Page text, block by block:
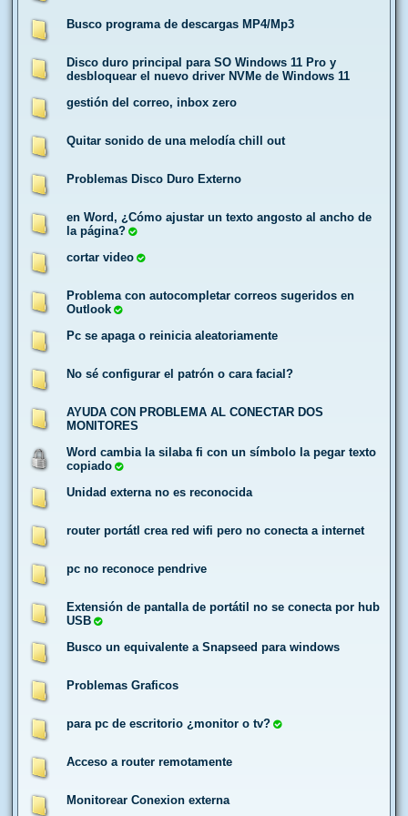
Busco programa de descargas MP4/Mp3
Disco duro principal para SO Windows 11 Pro y
desbloquear el nuevo driver NVMe de Windows 11
gestión del correo, inbox zero
Quitar sonido de una melodía chill out
Problemas Disco Duro Externo
en Word, ¿Cómo ajustar un texto angosto al ancho de
la página?
cortar video
Problema con autocompletar correos sugeridos en
Outlook
Pc se apaga o reinicia aleatoriamente
No sé configurar el patrón o cara facial?
AYUDA CON PROBLEMA AL CONECTAR DOS
MONITORES
Word cambia la silaba fi con un símbolo la pegar texto
copiado
Unidad externa no es reconocida
router portátl crea red wifi pero no conecta a internet
pc no reconoce pendrive
Extensión de pantalla de portátil no se conecta por hub
USB
Busco un equivalente a Snapseed para windows
Problemas Graficos
para pc de escritorio ¿monitor o tv?
Acceso a router remotamente
Monitorear Conexion externa